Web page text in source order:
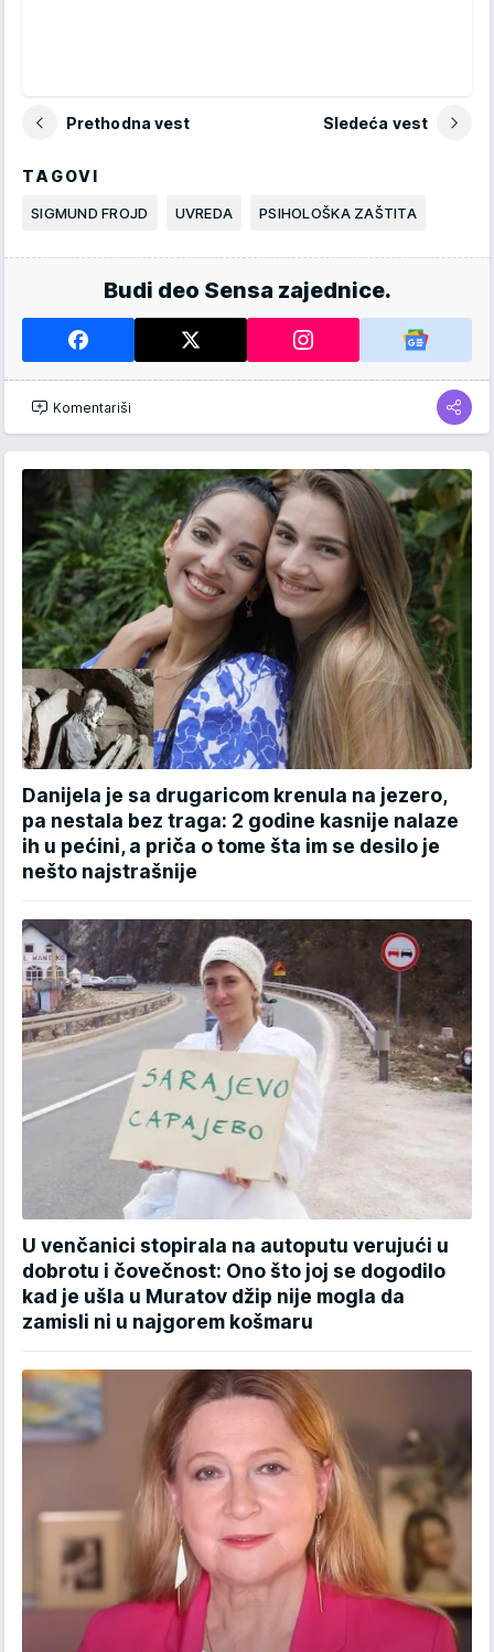
Prethodna vest Sledeća vest
TAGOVI
SIGMUND FROJD UVREDA PSIHOLOŠKA ZAŠTITA
Budi deo Sensa zajednice.
Komentariši
Danijela je sa drugaricom krenula na jezero,
pa nestala bez traga: 2 godine kasnije nalaze
ih u pećini, a priča o tome šta im se desilo je
nešto najstrašnije
U venčanici stopirala na autoputu verujući u
dobrotu i čovečnost: Ono što joj se dogodilo
kad je ušla u Muratov džip nije mogla da
zamisli ni u najgorem košmaru